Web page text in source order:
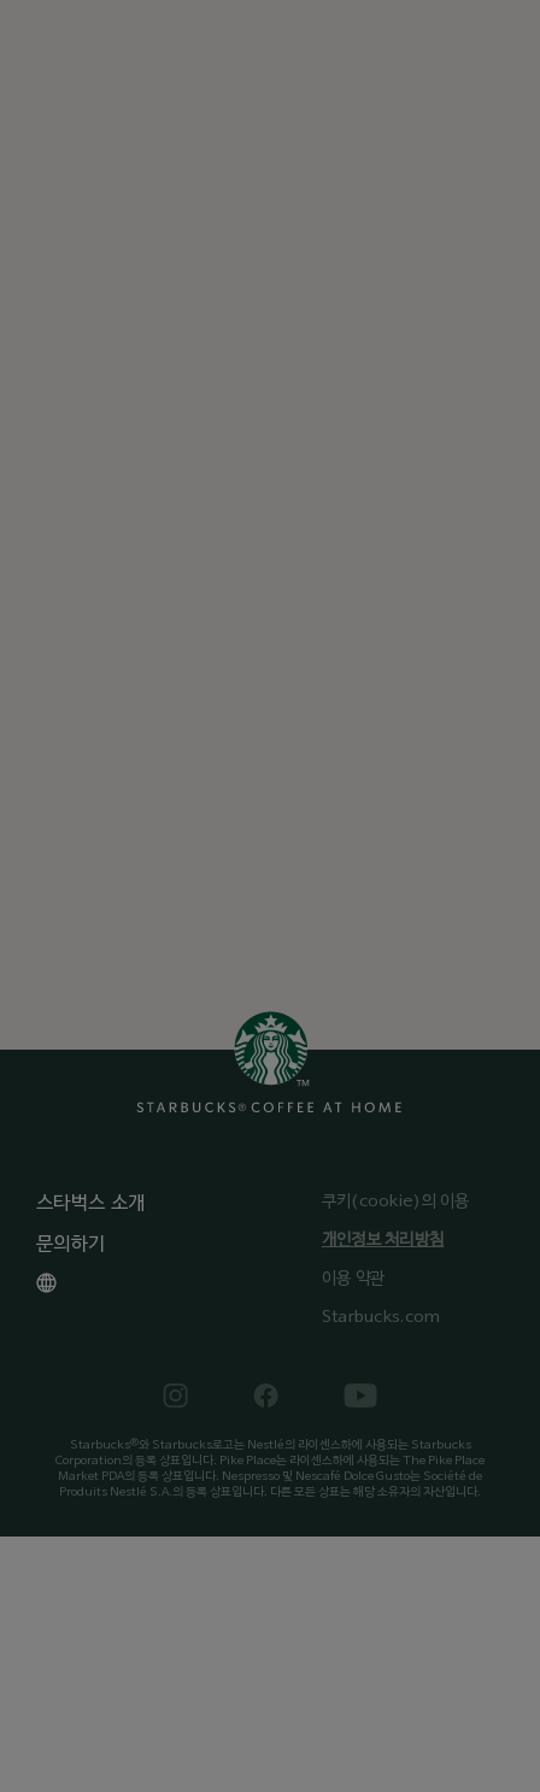
스타벅스 소개
문의하기
쿠키(cookie)의 이용
개인정보 처리방침
이용 약관
Starbucks.com
Starbucks®와 Starbucks로고는 Nestlé의 라이센스하에 사용되는 Starbucks
Corporation의 등록 상표입니다. Pike Place는 라이센스하에 사용되는 The Pike Place
Market PDA의 등록 상표입니다. Nespresso 및 Nescafé Dolce Gusto는 Société de
Produits Nestlé S.A.의 등록 상표입니다. 다른 모든 상표는 해당 소유자의 자산입니다.